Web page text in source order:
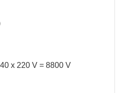
x 220 V = 8800 V